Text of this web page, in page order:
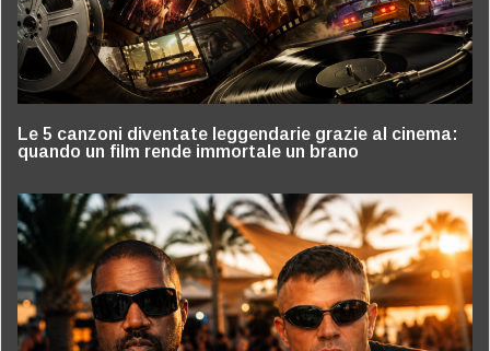
Le 5 canzoni diventate leggendarie grazie al cinema:
quando un film rende immortale un brano